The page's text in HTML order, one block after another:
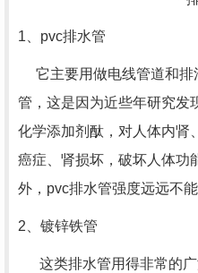
1、pvc排水管
它主要用做电线管道和排
管，这是因为近些年研究发
化学添加剂酞，对人体内肾
癌症、肾损坏，破坏人体功
外，pvc排水管强度远远不
2、镀锌铁管
这类排水管用得非常的广